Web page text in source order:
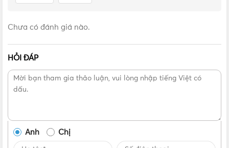
dùng nước bẩn, lẫn sỏi cát làm ảnh hưởng đến độ chính
xác của đồng hồ
Trong quá trình sử dụng nếu trong ống có lẫn cát, tạp
chất làm đồng hồ chạy không chính xác (nhanh hơn
hoặc chậm hơn bình thường) hoặc không hoạt động cần
Hướng dẫn lắp đặt vào bảo dưỡng đồng hồ nước
Chưa có đánh giá nào.
HỎI ĐÁP
Anh Chị